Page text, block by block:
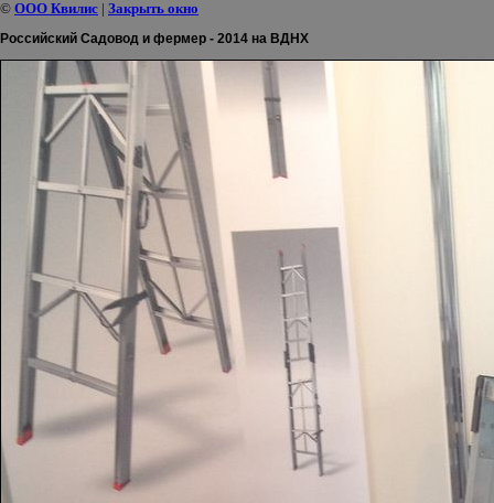
© ООО Квилис | Закрыть окно
Российский Садовод и фермер - 2014 на ВДНХ